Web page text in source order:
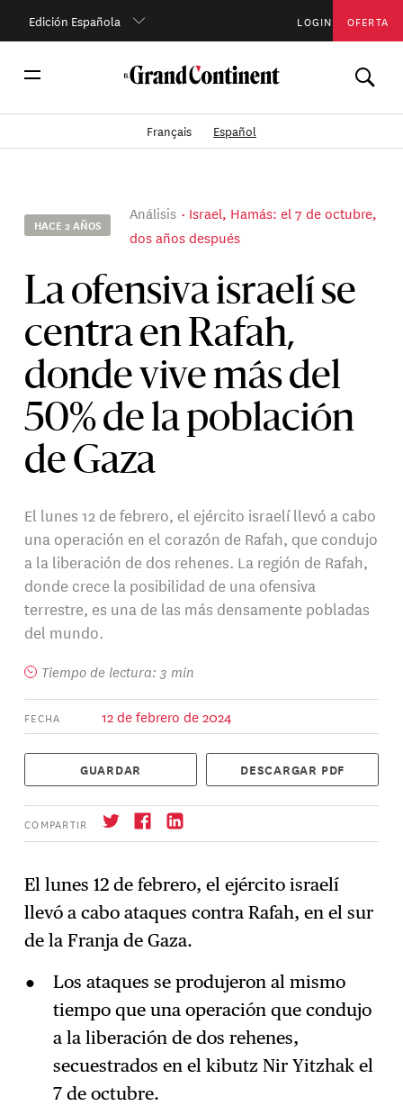
Edición Española LOGIN OFERTA
Français Español
HACE 2 AÑOS
Análisis
Israel, Hamás: el 7 de octubre,
dos años después
La ofensiva israelí se
centra en Rafah,
donde vive más del
50% de la población
de Gaza
El lunes 12 de febrero, el ejército israelí llevó a cabo
una operación en el corazón de Rafah, que condujo
a la liberación de dos rehenes. La región de Rafah,
donde crece la posibilidad de una ofensiva
terrestre, es una de las más densamente pobladas
del mundo.
Tiempo de lectura: 3 min
FECHA 12 de febrero de 2024
GUARDAR DESCARGAR PDF
COMPARTIR
→ Suscríbase
El lunes 12 de febrero, el ejército israelí
llevó a cabo ataques contra Rafah, en el sur
de la Franja de Gaza.
Los ataques se produjeron al mismo
tiempo que una operación que condujo
a la liberación de dos rehenes,
secuestrados en el kibutz Nir Yitzhak el
7 de octubre.